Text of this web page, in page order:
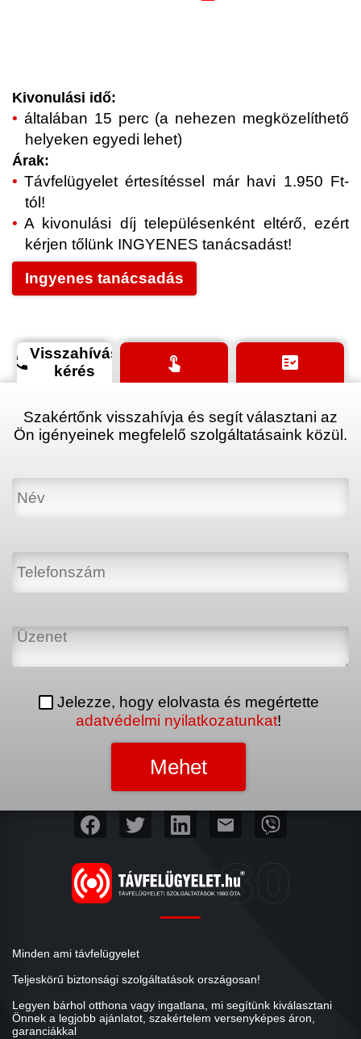
Kivonulási idő:
általában 15 perc (a nehezen megközelíthető
helyeken egyedi lehet)
Árak:
Távfelügyelet értesítéssel már havi 1.950 Ft-
tól!
A kivonulási díj településenként eltérő, ezért
kérjen tőlünk INGYENES tanácsadást!
Ingyenes tanácsadás
phoneVisszahívás
kérés
touch_app fact_check
Szakértőnk visszahívja és segít választani az
Ön igényeinek megfelelő szolgáltatásaink közül.
Jelezze, hogy elolvasta és megértette
adatvédelmi nyilatkozatunkat!
mail
Minden ami távfelügyelet
Teljeskörű biztonsági szolgáltatások országosan!
Legyen bárhol otthona vagy ingatlana, mi segítünk kiválasztani
Önnek a legjobb ajánlatot, szakértelem versenyképes áron,
garanciákkal